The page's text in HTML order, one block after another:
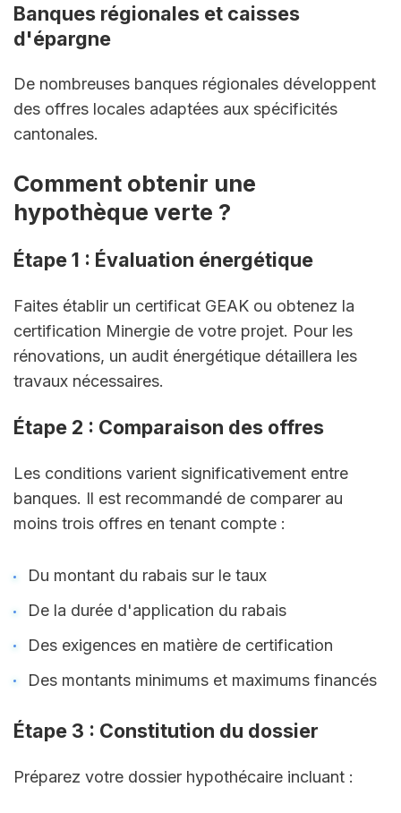
Banques régionales et caisses
d'épargne
De nombreuses banques régionales développent
des offres locales adaptées aux spécificités
cantonales.
Comment obtenir une
hypothèque verte ?
Étape 1 : Évaluation énergétique
Faites établir un certificat GEAK ou obtenez la
certification Minergie de votre projet. Pour les
rénovations, un audit énergétique détaillera les
travaux nécessaires.
Étape 2 : Comparaison des offres
Les conditions varient significativement entre
banques. Il est recommandé de comparer au
moins trois offres en tenant compte :
Du montant du rabais sur le taux
De la durée d'application du rabais
Des exigences en matière de certification
Des montants minimums et maximums financés
Étape 3 : Constitution du dossier
Préparez votre dossier hypothécaire incluant :